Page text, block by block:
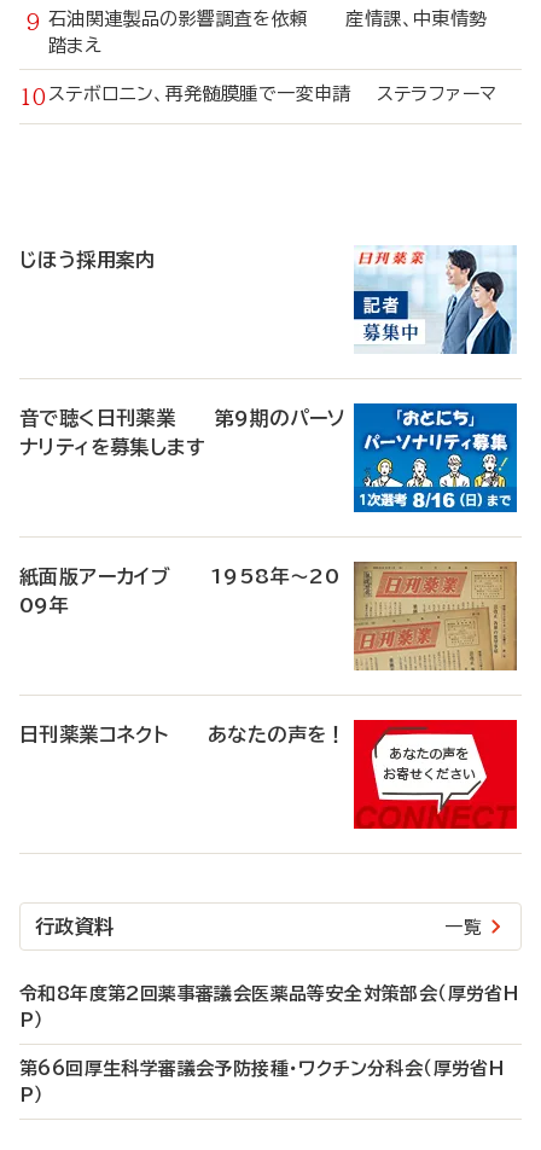
石油関連製品の影響調査を依頼 産情課、中東情勢
踏まえ
ステボロニン、再発髄膜腫で一変申請 ステラファーマ
じほう採用案内
音で聴く日刊薬業 第9期のパーソ
ナリティを募集します
紙面版アーカイブ 1958年～20
09年
日刊薬業コネクト あなたの声を！
行政資料 一覧
令和8年度第2回薬事審議会医薬品等安全対策部会（厚労省H
P）
第66回厚生科学審議会予防接種・ワクチン分科会（厚労省H
P）